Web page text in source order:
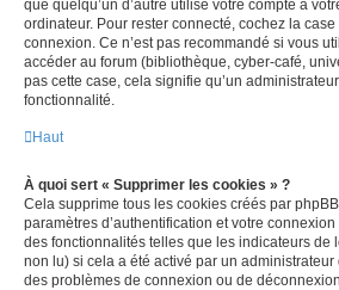
que quelqu’un d’autre utilise votre compte à
ordinateur. Pour rester connecté, cochez la case
connexion. Ce n’est pas recommandé si vous
accéder au forum (bibliothèque, cyber-café,
pas cette case, cela signifie qu’un
fonctionnalité.
Haut
À quoi sert « Supprimer les cookies » ?
Cela supprime tous les cookies créés par
paramètres d’authentification et votre
des fonctionnalités telles que les indicateurs de
non lu) si cela a été activé par un
des problèmes de connexion ou de